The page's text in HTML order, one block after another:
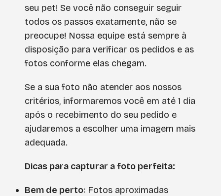
seu pet! Se você não conseguir seguir
todos os passos exatamente, não se
preocupe! Nossa equipe está sempre à
disposição para verificar os pedidos e as
fotos conforme elas chegam.
Se a sua foto não atender aos nossos
critérios, informaremos você em até 1 dia
após o recebimento do seu pedido e
ajudaremos a escolher uma imagem mais
adequada.
Dicas para capturar a foto perfeita:
Bem de perto: Fotos aproximadas